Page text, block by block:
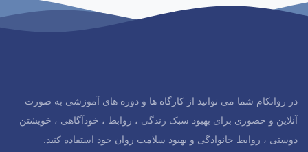
در روانکام شما می توانید از کارگاه ها و دوره های آموزشی به صورت
آنلاین و حضوری برای بهبود سبک زندگی ، روابط ، خودآگاهی ، خویشتن
دوستی ، روابط خانوادگی و بهبود سلامت روان خود استفاده کنید.